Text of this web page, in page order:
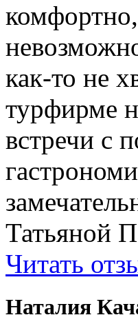
как-то не
турфирме
встречи с
Татьяной
Читать
Наталия